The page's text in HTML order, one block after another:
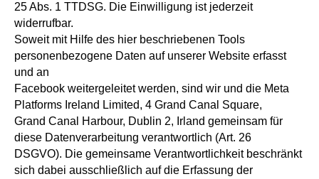
25 Abs. 1 TTDSG. Die Einwilligung ist jederzeit
widerrufbar.
Soweit mit Hilfe des hier beschriebenen Tools
personenbezogene Daten auf unserer Website erfasst
und an
Facebook weitergeleitet werden, sind wir und die Meta
Platforms Ireland Limited, 4 Grand Canal Square,
Grand Canal Harbour, Dublin 2, Irland gemeinsam für
diese Datenverarbeitung verantwortlich (Art. 26
DSGVO). Die gemeinsame Verantwortlichkeit beschränkt
sich dabei ausschließlich auf die Erfassung der